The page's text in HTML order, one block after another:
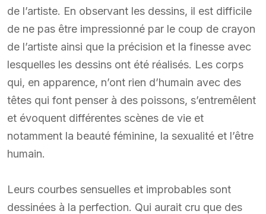
de l’artiste. En observant les dessins, il est difficile
de ne pas être impressionné par le coup de crayon
de l’artiste ainsi que la précision et la finesse avec
lesquelles les dessins ont été réalisés. Les corps
qui, en apparence, n’ont rien d’humain avec des
têtes qui font penser à des poissons, s’entremêlent
et évoquent différentes scènes de vie et
notamment la beauté féminine, la sexualité et l’être
humain.
Leurs courbes sensuelles et improbables sont
dessinées à la perfection. Qui aurait cru que des